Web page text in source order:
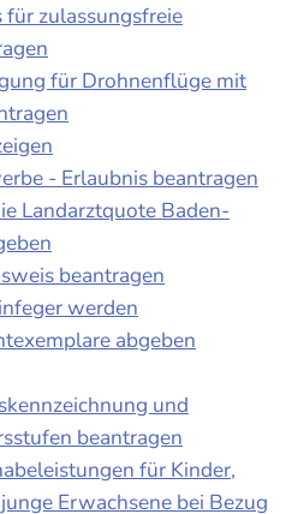
zulassungsfreie
für Drohnenflüge mit
- Erlaubnis beantragen
Landarztquote Baden-
beantragen
werden
abgeben
und
beantragen
für Kinder,
Erwachsene bei Bezug